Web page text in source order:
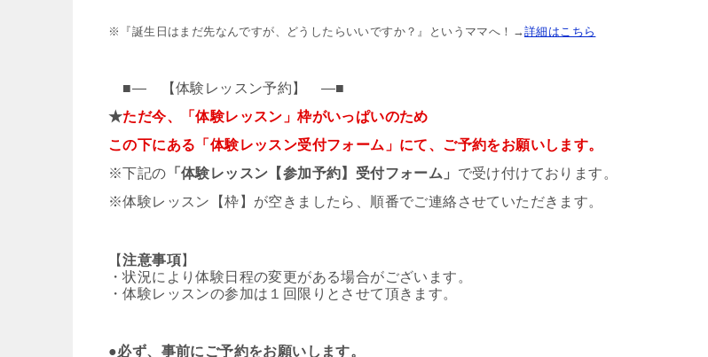
※『誕生日はまだ先なんですが、どうしたらいいですか？』というママへ！→詳細はこちら
■— 【体験レッスン予約】 —■
★ただ今、「体験レッスン」枠がいっぱいのため
この下にある「体験レッスン受付フォーム」にて、ご予約をお願いします。
※下記の 「体験レッスン【参加予約】受付フォーム」 で受け付けております。
※体験レッスン【枠】が空きましたら、順番でご連絡させていただきます。
【注意事項】
・状況により体験日程の変更がある場合がございます。
・体験レッスンの参加は１回限りとさせて頂きます。
●必ず、事前にご予約をお願いします。